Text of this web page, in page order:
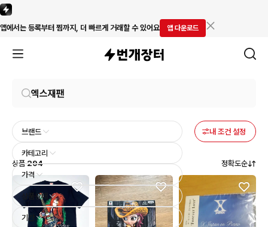
앱에서는 등록부터 찜까지, 더 빠르게 거래할 수 있어요 앱 다운로드
브랜드
카테고리
가격
상품상태
기간
내 조건 설정
상품 294 정확도순